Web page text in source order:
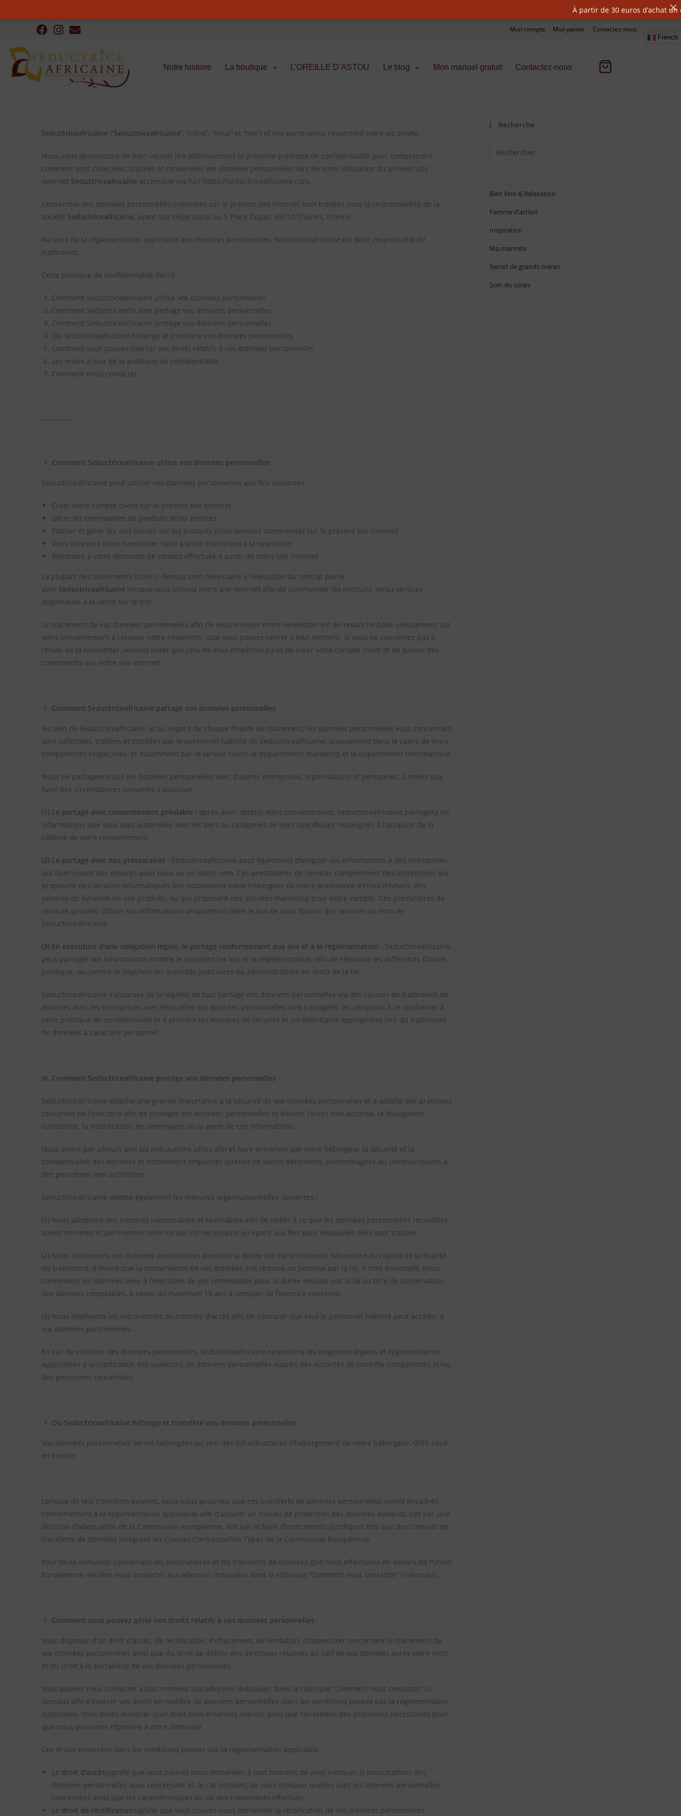
Mon compte Mon panier Contactez-nous
French
Notre histoire La boutique L’OREILLE D’ASTOU Le blog Mon manuel gratuit Contactez-nous
Seductriceafricaine (‘’Seductriceafricaine’’, ‘’notre’’, ‘’nous’’ et ‘’nos’’) et nos partenaires respectent votre vie privée.
Nous vous demandons de bien vouloir lire attentivement la présente politique de confidentialité pour comprendre
comment sont collectées, traitées et conservées vos données personnelles lors de votre utilisation du présent site
internet Seductriceafricaine accessible via l’url https://seductriceafricaine.com.
L’ensemble des données personnelles collectées sur le présent site internet sont traitées sous la responsabilité de la
société Seductriceafricaine, ayant son siège social au 5 Place Dugas, 69510 Thurins, France.
Au sens de la réglementation applicable aux données personnelles, Seductriceafricaine est donc responsable de
traitement.
Cette politique de confidentialité décrit :
Comment Seductriceafricaine utilise vos données personnelles
Comment Seductriceafricaine partage vos données personnelles
Comment Seductriceafricaine protège vos données personnelles
Où Seductriceafricaine héberge et transfère vos données personnelles
Comment vous pouvez exercer vos droits relatifs à vos données personnelles
Les mises à jour de la politique de confidentialité
Comment nous contacter
Comment Seductriceafricaine utilise vos données personnelles
Seductriceafricaine peut utiliser vos données personnelles aux fins suivantes :
Créer votre compte client sur le présent site internet
Gérer les commandes de produits et/ou services
Publier et gérer les avis laissés sur les produits et/ou services commandés sur le présent site internet
Vous adressez notre newsletter suite à votre inscription à la newsletter
Répondre à votre demande de contact effectuée à partir de notre site internet
La plupart des traitements listés ci-dessus sont nécessaire à l’exécution du contrat passé
avec Seductriceafricaine lorsque vous utilisez notre site internet afin de commander les produits et/ou services
disponibles à la vente sur le site.
Le traitement de vos données personnelles afin de vous envoyer notre newsletter est en revanche basé uniquement sur
votre consentement à recevoir notre newsletter, que vous pouvez retirer à tout moment. Si vous ne consentez pas à
l’envoi de la newsletter, veuillez noter que cela ne vous empêchera pas de créer votre compte client et de passer des
commandes sur notre site internet.
Comment Seductriceafricaine partage vos données personnelles
Au sein de Seductriceafricaine, et au regard de chaque finalité de traitement, les données personnelles vous concernant
sont collectées, traitées et stockées par le personnel habilité de Seductriceafricaine, uniquement dans le cadre de leurs
compétences respectives, et notamment par le service client, le département marketing et le département informatique.
Nous ne partageons pas les données personnelles avec d’autres entreprises, organisations et personnes, à moins que
l’une des circonstances suivantes s’applique :
(1) Le partage avec consentement préalable : après avoir obtenu votre consentement, Seductriceafricaine partagera les
informations que vous avez autorisées avec les tiers ou catégories de tiers spécifiques renseignés à l’occasion de la
collecte de votre consentement.
(2) Le partage avec nos prestataires : Seductriceafricaine peut également divulguer vos informations à des entreprises
qui fournissent des services pour nous ou en notre nom. Ces prestataires de services comprennent des entreprises qui
proposent des services informatiques tels notamment notre hébergeur ou notre prestataire d’envoi d’emails, des
services de livraison de nos produits, ou qui proposent des activités marketing pour notre compte. Ces prestataires de
services peuvent utiliser vos informations uniquement dans le but de vous fournir des services au nom de
Seductriceafricaine.
(3) En exécution d’une obligation légale, le partage conformément aux lois et à la réglementation : Seductriceafricaine,
peut partager vos informations comme le stipulent les lois et la réglementation, afin de résoudre les différends d’ordre
juridique, ou comme le stipulent les autorités judiciaires ou administratives en vertu de la loi.
Seductriceafricaine s’assurera de la légalité de tout partage des données personnelles via des clauses de traitement de
données avec les entreprises avec lesquelles vos données personnelles sont partagées, les obligeant à se conformer à
cette politique de confidentialité et à prendre les mesures de sécurité et confidentialité appropriées lors du traitement
de données à caractère personnel.
III. Comment Seductriceafricaine protège vos données personnelles
Seductriceafricaine attache une grande importance à la sécurité de vos données personnelles et a adopté des pratiques
courantes de l’industrie afin de protéger vos données personnelles et d’éviter l’accès non autorisé, la divulgation,
l’utilisation, la modification, les dommages ou la perte de ces informations.
Nous avons par ailleurs pris les précautions utiles afin et faire préserver par notre hébergeur la sécurité et la
confidentialité des données et notamment empêcher qu’elles ne soient déformées, endommagées ou communiquées à
des personnes non autorisées.
Seductriceafricaine adopte également les mesures organisationnelles suivantes :
(1) Nous adoptons des mesures raisonnables et réalisables afin de veiller à ce que les données personnelles recueillies
soient minimes et pertinentes selon ce qui est nécessaire, eu égard aux fins pour lesquelles elles sont traitées.
(2) Nous conservons vos données personnelles pendant la durée qui est strictement nécessaire au regard de la finalité
du traitement, à moins que la conservation de vos données soit requise ou permise par la loi. A titre d’exemple, nous
conservons les données liées à l’exécution de vos commandes pour la durée requise par la loi au titre de conservation
des dossiers comptables, à savoir au maximum 10 ans à compter de l’exercice concerné.
(3) Nous déployons les mécanismes de contrôle d’accès afin de s’assurer que seul le personnel habilité peut accéder à
vos données personnelles.
En cas de violation des données personnelles, Seductriceafricaine respectera les exigences légales et réglementaires
applicables à la notification des violations de données personnelles auprès des autorités de contrôle compétentes et/ou
des personnes concernées.
Où Seductriceafricaine héberge et transfère vos données personnelles
Vos données personnelles seront hébergées au sein des infrastructures d’hébergement de notre hébergeur, OVH, situé
en France.
Lorsque de tels transferts existent, nous nous assurons que ces transferts de données personnelles soient encadrés
conformément à la réglementation applicable afin d’assurer un niveau de protection des données adéquat, soit par une
décision d’adéquation de la Commission européenne, soit par le biais d’instruments juridiques tels que des contrats de
transferts de données intégrant les Clauses Contractuelles Types de la Commission Européenne.
Pour toute demande concernant les destinataires et les transferts de données que nous effectuons en dehors de l’Union
Européenne, veuillez nous contacter aux adresses indiquées dans la rubrique ‘’Comment nous contacter’’ ci-dessous.
Comment vous pouvez gérer vos droits relatifs à vos données personnelles
Vous disposez d’un droit d’accès, de rectification, d’effacement, de limitation, d’opposition concernant le traitement de
vos données personnelles ainsi que du droit de définir des directives relatives au sort de vos données après votre mort
et du droit à la portabilité de vos données personnelles.
Vous pouvez nous contacter à tout moment aux adresses indiquées dans la rubrique ‘’Comment nous contacter’’ ci-
dessous afin d’exercer vos droits en matière de données personnelles dans les conditions posées par la réglementation
applicable. Vous devez indiquer quel droit vous entendez exercer ainsi que l’ensemble des précisions nécessaires pour
que nous puissions répondre à votre demande.
Ces droits s’exercent dans les conditions posées par la réglementation applicable.
Le droit d’accèssignifie que vous pouvez nous demander à tout moment de vous indiquer si nous traitons des
données personnelles vous concernant et, le cas échéant, de vous indiquer quelles sont les données personnelles
concernées ainsi que les caractéristiques du ou des traitements effectués.
Le droit de rectificationsignifie que vous pouvez nous demander la rectification de vos données personnelles
Recherche
Bien être & Relaxation
Femme d’action
Inspiration
Ma marmite
Secret de grands mères
Soin du corps
À partir de 30 euros d’achat un